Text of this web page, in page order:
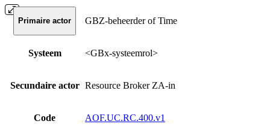
Primaire actor GBZ-beheerder of Time
Systeem <GBx-systeemrol>
Secundaire actor Resource Broker ZA-in
Code AOF.UC.RC.400.v1